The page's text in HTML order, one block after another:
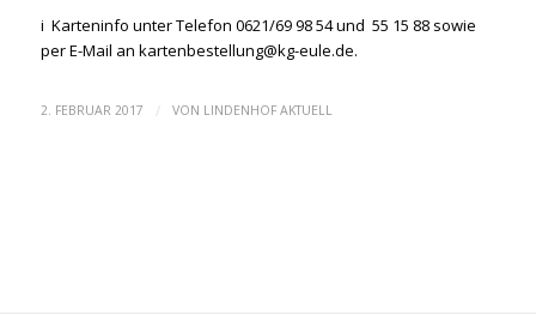
i Karteninfo unter Telefon 0621/69 98 54 und 55 15 88 sowie
per E-Mail an kartenbestellung@kg-eule.de.
2. FEBRUAR 2017 / VON LINDENHOF AKTUELL